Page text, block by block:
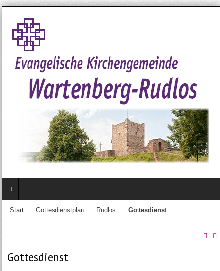
Start Gottesdienstplan Rudlos Gottesdienst
Gottesdienst